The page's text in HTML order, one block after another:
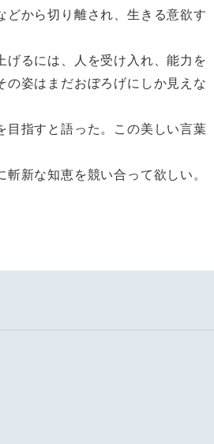
から切り離され、生きる意欲す
るには、人を受け入れ、能力を
姿はまだおぼろげにしか見えな
指すと語った。この美しい言葉
新な知恵を競い合って欲しい。